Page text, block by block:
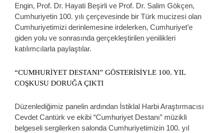
Engin, Prof. Dr. Hayati Beşirli ve Prof. Dr. Salim Gökçen,
Cumhuriyetin 100. yılı çerçevesinde bir Türk mucizesi olan
Cumhuriyetimizi derinlemesine irdelerken, Cumhuriyet’e
giden yolu ve sonrasında gerçekleştirilen yenilikleri
katılımcılarla paylaştılar.
“CUMHURİYET DESTANI” GÖSTERİSİYLE 100. YIL
COŞKUSU DORUĞA ÇIKTI
Düzenlediğimiz panelin ardından İstiklal Harbi Araştırmacısı
Cevdet Cantürk ve ekibi “Cumhuriyet Destanı” müzikli
belgeseli sergilerken salonda Cumhuriyetimizin 100. yıl